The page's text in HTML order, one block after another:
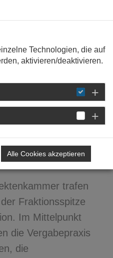
DETAIL
mit
trafen
Fraktionsspitze
Im Mittelpunkt
die Vergabepraxis
die
Technologien, die auf
aktivieren/deaktivieren.
Alle Cookies akzeptieren